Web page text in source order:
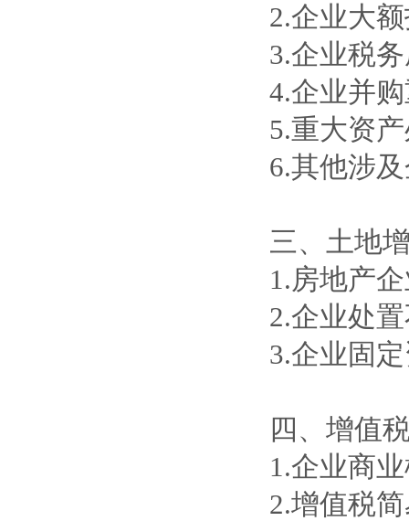
2.企业大
3.企业税
4.企业并
5.重大资
6.其他涉
三、土地
1.房地产
2.企业处
3.企业固
四、增值
1.企业商
2.增值税